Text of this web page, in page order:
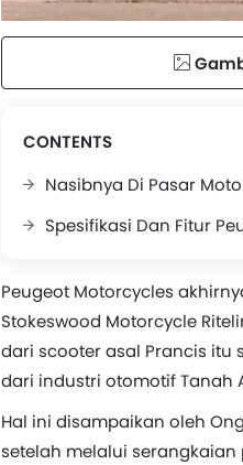
CONTENTS
Nasibnya Di Pasar
Spesifikasi Dan Fitur
Peugeot Motorcycles
Stokeswood Motorcycle
dari scooter asal Prancis itu
dari industri otomotif Tanah
Hal ini disampaikan oleh
setelah melalui